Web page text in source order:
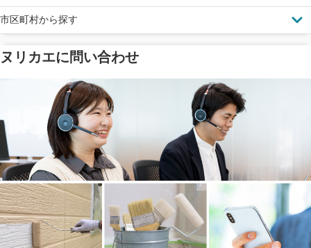
塗料の​品質を​保証
メーカー保証
工事保険
省エネ効果
断熱・遮熱塗料対応
雨漏り修繕
市区町村から探す
ヌリカエに問い合わせ